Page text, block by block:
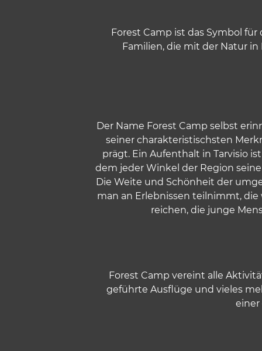
h
l
Forest Camp ist das Symbol
Familien, die mit der Natur
Der Name Forest Camp selbst
seiner charakteristischsten
prägt. Ein Aufenthalt in Tarvisio
dem jeder Winkel der Region
Die Weite und Schönheit der
man an Erlebnissen teilnimmt,
reichen, die junge
Forest Camp vereint alle
geführte Ausflüge und vieles
einer